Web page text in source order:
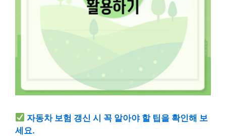
자동차 보험 갱신 시 꼭 알아야 할 팁을 확인해 보
세요.